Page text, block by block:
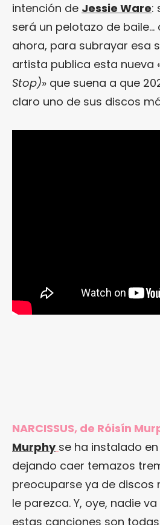
intención de Jessie Ware:
será un pelotazo de baile…
ahora, para subrayar esa
artista publica esta nueva
Stop)» que suena a que
claro uno de sus discos
NARCISSUS, de Róisín
Murphy se ha instalado
dejando caer temazos
preocuparse ya de discos
le parezca. Y, oye, nadie
estas canciones son